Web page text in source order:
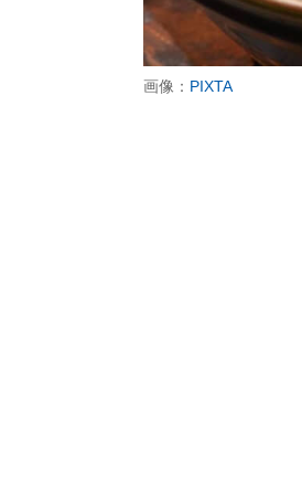
画像： PIXTA